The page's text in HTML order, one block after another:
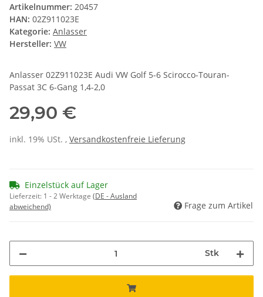
Artikelnummer: 20457
HAN: 02Z911023E
Kategorie: Anlasser
Hersteller: VW
Anlasser 02Z911023E Audi VW Golf 5-6 Scirocco-Touran-
Passat 3C 6-Gang 1,4-2,0
29,90 €
inkl. 19% USt. , Versandkostenfreie Lieferung
Einzelstück auf Lager
Lieferzeit: 1 - 2 Werktage (DE - Ausland
abweichend)
Frage zum Artikel
Stk